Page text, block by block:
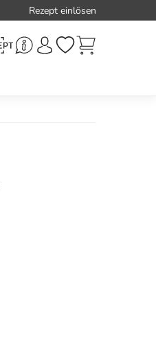
Rezept einlösen